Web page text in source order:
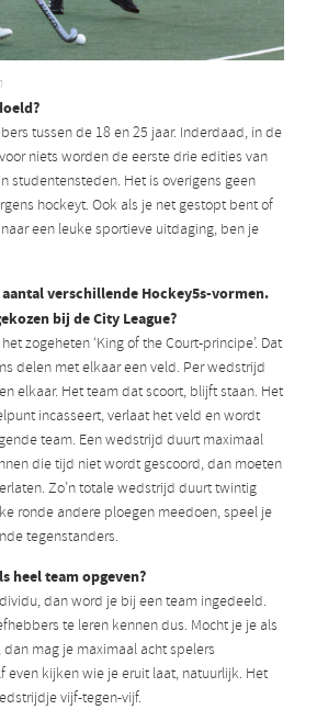
tussen de 18 en 25 jaar. Inderdaad, in de
niets worden de eerste drie edities van
studentensteden. Het is overigens geen
hockeyt. Ook als je net gestopt bent of
naar een leuke sportieve uitdaging, ben je
verschillende Hockey5s-vormen.
bij de City League?
zogeheten ‘King of the Court-principe’. Dat
delen met elkaar een veld. Per wedstrijd
elkaar. Het team dat scoort, blijft staan. Het
incasseert, verlaat het veld en wordt
team. Een wedstrijd duurt maximaal
die tijd niet wordt gescoord, dan moeten
Zo’n totale wedstrijd duurt twintig
ronde andere ploegen meedoen, speel je
tegenstanders.
heel team opgeven?
dan word je bij een team ingedeeld.
te leren kennen dus. Mocht je je als
mag je maximaal acht spelers
even kijken wie je eruit laat, natuurlijk. Het
vijf-tegen-vijf.